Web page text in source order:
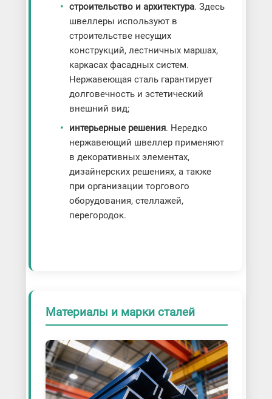
строительство и архитектура. Здесь
швеллеры используют в
строительстве несущих
конструкций, лестничных маршах,
каркасах фасадных систем.
Нержавеющая сталь гарантирует
долговечность и эстетический
внешний вид;
интерьерные решения. Нередко
нержавеющий швеллер применяют
в декоративных элементах,
дизайнерских решениях, а также
при организации торгового
оборудования, стеллажей,
перегородок.
Материалы и марки сталей